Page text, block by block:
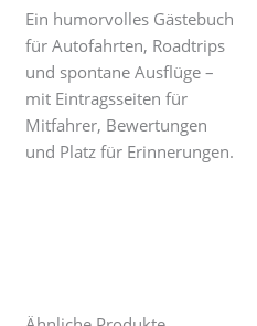
Ein humorvolles Gästebuch
für Autofahrten, Roadtrips
und spontane Ausflüge –
mit Eintragsseiten für
Mitfahrer, Bewertungen
und Platz für Erinnerungen.